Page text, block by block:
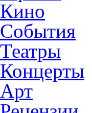
Кино
События
Театры
Концерты
Арт